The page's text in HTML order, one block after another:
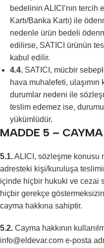
bedelinin ALICI’nın tercih
Kartı/Banka Kartı) ile
nedenle ürün bedeli
edilirse, SATICI ürünün
kabul edilir.
4.4. SATICI, mücbir
hava muhalefeti,
durumlar nedeni ile
teslim edemez ise,
yükümlüdür.
MADDE 5 –
5.1.ALICI, sözleşme konusu
adresteki kişi/kuruluşa
içinde hiçbir hukuki ve cezai
hiçbir gerekçe
cayma hakkına sahiptir.
5.2. Cayma hakkının
info@eldevar.com e-posta